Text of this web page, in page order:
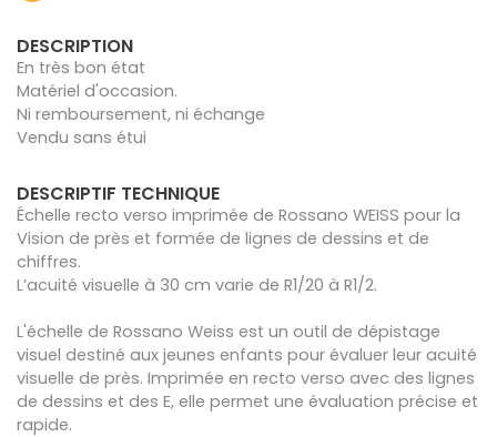
DESCRIPTION
En très bon état
Matériel d'occasion.
Ni remboursement, ni échange
Vendu sans étui
DESCRIPTIF TECHNIQUE
Échelle recto verso imprimée de Rossano WEISS pour la
Vision de près et formée de lignes de dessins et de
chiffres.
L’acuité visuelle à 30 cm varie de R1/20 à R1/2.
L'échelle de Rossano Weiss est un outil de dépistage
visuel destiné aux jeunes enfants pour évaluer leur acuité
visuelle de près. Imprimée en recto verso avec des lignes
de dessins et des E, elle permet une évaluation précise et
rapide.